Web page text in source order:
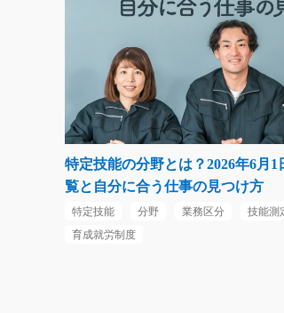
特定技能の分野とは？2026年6月1
覧と自分に合う仕事の見つけ方
特定技能 分野 業務区分
技能測
育成就労制度